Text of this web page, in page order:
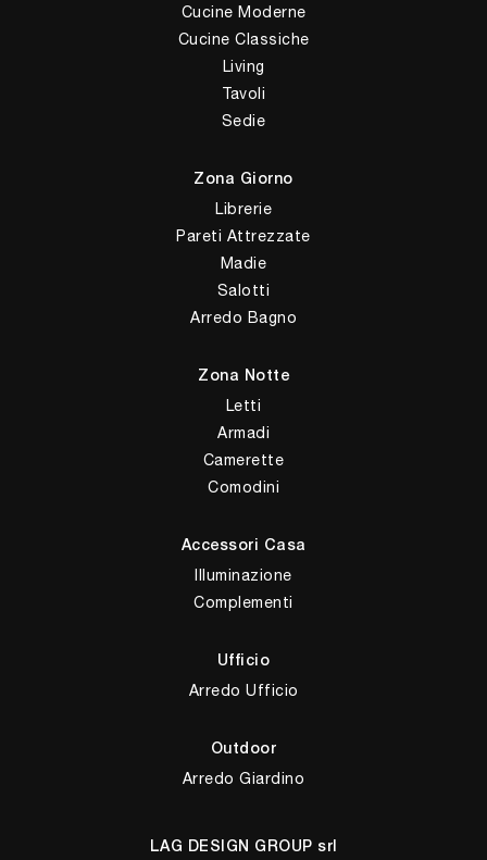
Cucine Moderne
Cucine Classiche
Living
Tavoli
Sedie
Zona Giorno
Librerie
Pareti Attrezzate
Madie
Salotti
Arredo Bagno
Zona Notte
Letti
Armadi
Camerette
Comodini
Accessori Casa
Illuminazione
Complementi
Ufficio
Arredo Ufficio
Outdoor
Arredo Giardino
LAG DESIGN GROUP srl